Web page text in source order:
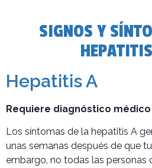
SIGNOS Y
Hepatitis A
Requiere diagnóstico médico
Los síntomas de la hepatitis A
unas semanas después de que
embargo, no todas las personas